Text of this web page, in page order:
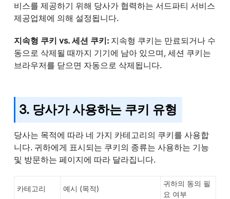
비스를 제공하기 위해 당사가 협력하는 서드파티 서비스
제공업체에 의해 설정됩니다.
지속형 쿠키 vs. 세션 쿠키: 지속형 쿠키는 만료되거나 수
동으로 삭제될 때까지 기기에 남아 있으며, 세션 쿠키는
브라우저를 닫으면 자동으로 삭제됩니다.
3. 당사가 사용하는 쿠키 유형
당사는 목적에 따라 네 가지 카테고리의 쿠키를 사용합
니다. 귀하에게 표시되는 쿠키의 종류는 사용하는 기능
및 방문하는 페이지에 따라 달라집니다.
카테고리 예시 (목적)
귀하의 동의 필
요 여부